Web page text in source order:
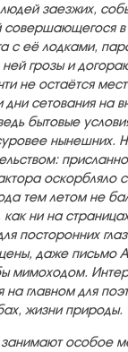
заезжих,
совершающегося
с её лодками,
грозы и
не остаётся
дни сетования на
бытовые
нынешних.
оскорбляло
тем летом не
ни на
посторонних
даже письмо
мимоходом.
на главном для
жизни природы.
особое